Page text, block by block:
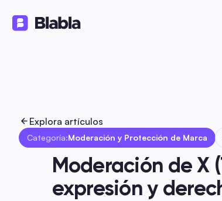
Explora artículos
Categoría:Moderación y Protección de Marca
Moderación de X
expresión y